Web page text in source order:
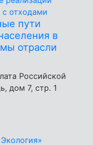
пути
в
отрасли
Российской
дом 7, стр. 1